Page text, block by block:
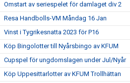
Omstart av seriespelet för damlaget div 2
Resa Handbolls-VM Måndag 16 Jan
Vinst i Tygrikesnatta 2023 för P16
Köp Bingolotter till Nyårsbingo av KFUM
Cupspel för ungdomslagen under Jul/Nyår
Köp Uppesittarlotter av KFUM Trollhättan